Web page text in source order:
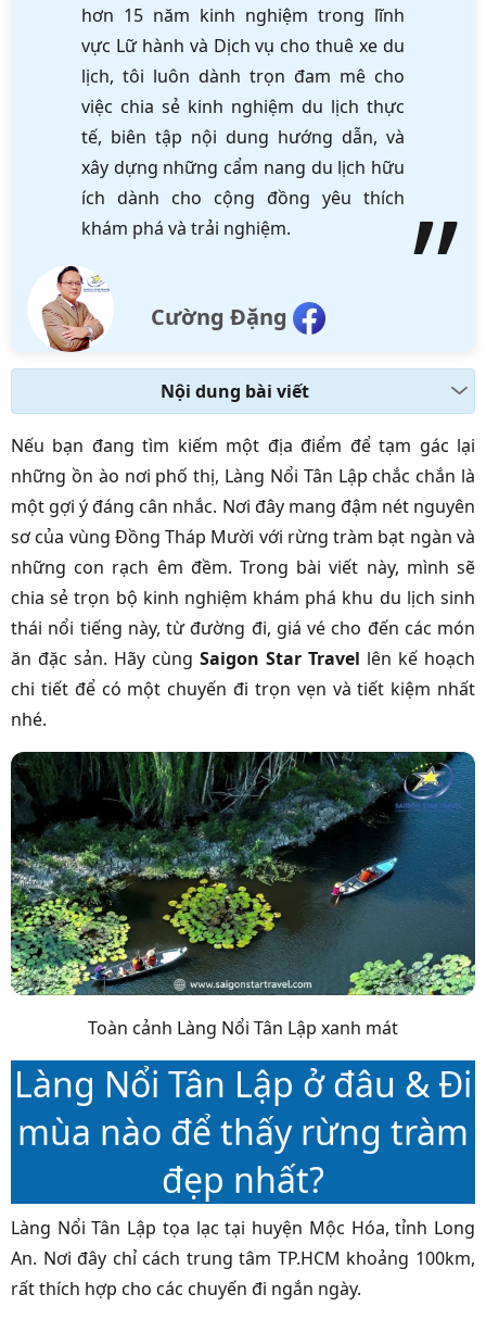
hơn 15 năm kinh nghiệm trong lĩnh
vực Lữ hành và Dịch vụ cho thuê xe du
lịch, tôi luôn dành trọn đam mê cho
việc chia sẻ kinh nghiệm du lịch thực
tế, biên tập nội dung hướng dẫn, và
xây dựng những cẩm nang du lịch hữu
ích dành cho cộng đồng yêu thích
khám phá và trải nghiệm.
Cường Đặng
Nội dung bài viết
Nếu bạn đang tìm kiếm một địa điểm để tạm gác lại
những ồn ào nơi phố thị, Làng Nổi Tân Lập chắc chắn là
một gợi ý đáng cân nhắc. Nơi đây mang đậm nét nguyên
sơ của vùng Đồng Tháp Mười với rừng tràm bạt ngàn và
những con rạch êm đềm. Trong bài viết này, mình sẽ
chia sẻ trọn bộ kinh nghiệm khám phá khu du lịch sinh
thái nổi tiếng này, từ đường đi, giá vé cho đến các món
ăn đặc sản. Hãy cùng Saigon Star Travel lên kế hoạch
chi tiết để có một chuyến đi trọn vẹn và tiết kiệm nhất
nhé.
Toàn cảnh Làng Nổi Tân Lập xanh mát
Làng Nổi Tân Lập ở đâu & Đi
mùa nào để thấy rừng tràm
đẹp nhất?
Làng Nổi Tân Lập tọa lạc tại huyện Mộc Hóa, tỉnh Long
An. Nơi đây chỉ cách trung tâm TP.HCM khoảng 100km,
rất thích hợp cho các chuyến đi ngắn ngày.